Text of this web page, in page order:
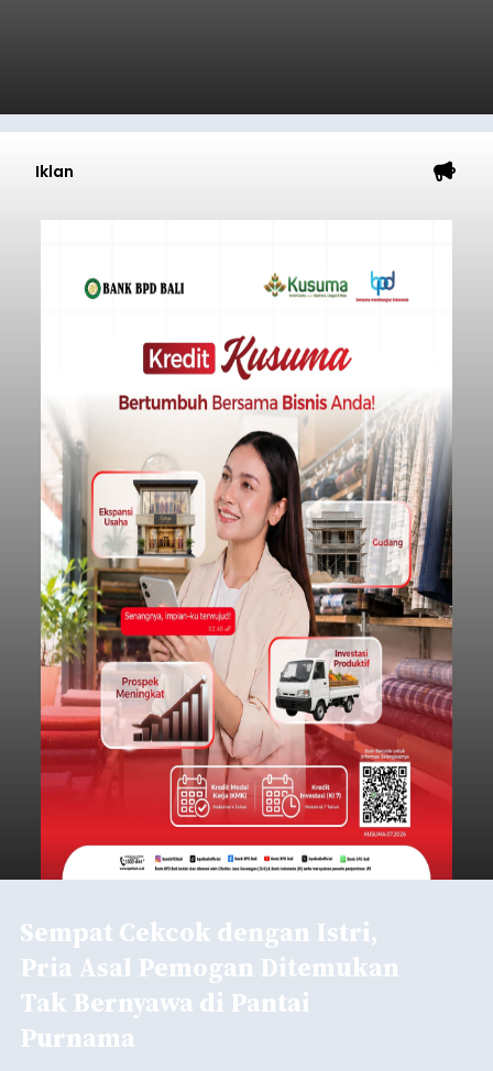
Iklan
Sempat Cekcok dengan Istri,
Pria Asal Pemogan Ditemukan
Tak Bernyawa di Pantai
Purnama